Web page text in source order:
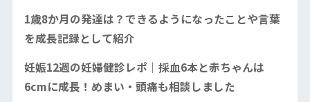
1歳8か月の発達は？できるようになったことや言葉
を成長記録として紹介
妊娠12週の妊婦健診レポ｜採血6本と赤ちゃんは
6cmに成長！めまい・頭痛も相談しました